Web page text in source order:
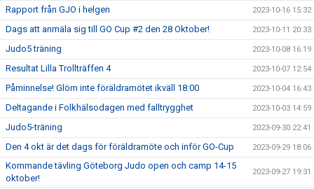
Rapport från GJO i helgen 2023-10-16 15:32
Dags att anmäla sig till GO Cup #2 den 28 Oktober! 2023-10-11 20:33
Judo5 träning 2023-10-08 16:19
Resultat Lilla Trollträffen 4 2023-10-07 12:54
Påminnelse! Glöm inte föräldramötet ikväll 18:00 2023-10-04 16:43
Deltagande i Folkhälsodagen med falltrygghet 2023-10-03 14:59
Judo5-träning 2023-09-30 22:41
Den 4 okt är det dags för föräldramöte och inför GO-Cup 2023-09-29 18:06
Kommande tävling Göteborg Judo open och camp 14-15
oktober!
2023-09-27 19:31